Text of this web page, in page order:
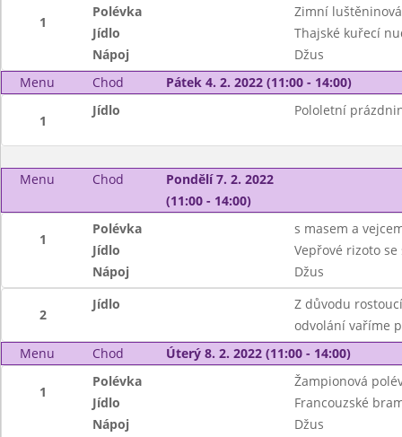
1
Polévka
Zimní luštěninová
Jídlo
Thajské kuřecí
Nápoj
Džus
Menu
Chod Pátek 4. 2. 2022 (11:00 - 14:00)
1
Jídlo Pololetní
Menu Chod
Pondělí 7. 2. 2022
(11:00 - 14:00)
1
Polévka
s masem a
Jídlo
Vepřové rizoto
Nápoj
Džus
2
Jídlo
Z důvodu
odvolání vaříme
Menu
Chod Úterý 8. 2. 2022 (11:00 - 14:00)
1
Polévka
Žampionová
Jídlo
Francouzské
Nápoj
Džus